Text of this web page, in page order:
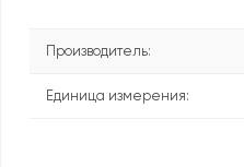
Производитель:
Единица измерения: